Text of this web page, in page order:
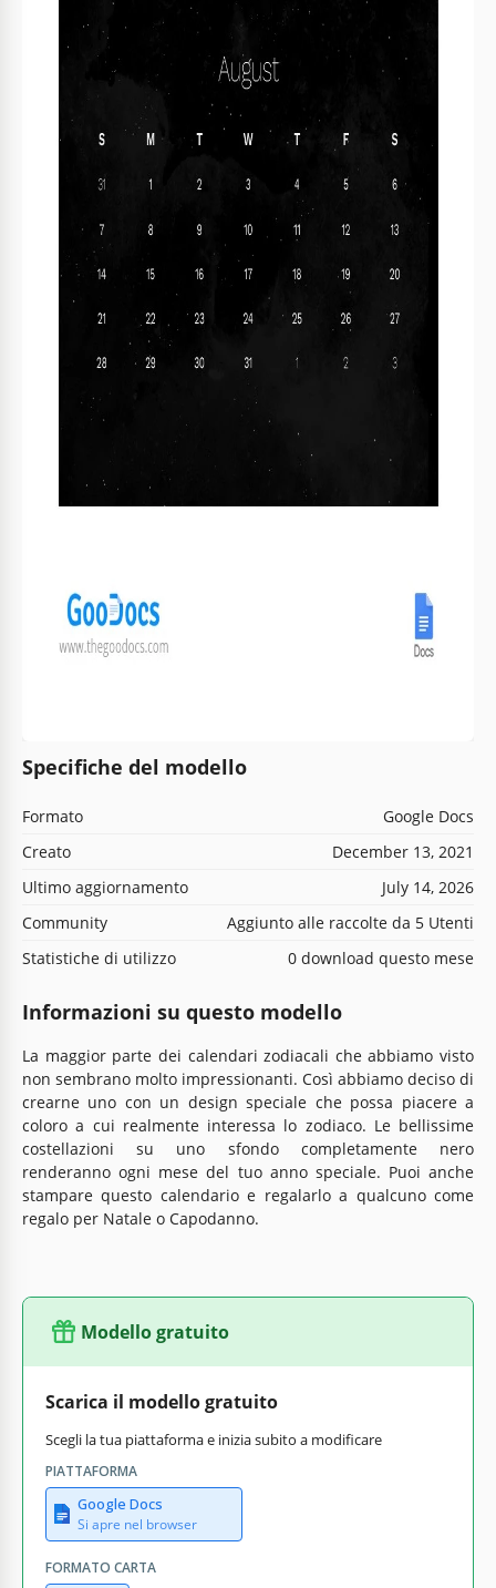
Specifiche del modello
Formato
Google Docs
Creato
December 13, 2021
Ultimo aggiornamento
July 14, 2026
Community
Aggiunto alle raccolte da 5 Utenti
Statistiche di utilizzo
0 download questo mese
Informazioni su questo modello
La maggior parte dei calendari zodiacali che abbiamo visto
non sembrano molto impressionanti. Così abbiamo deciso di
crearne uno con un design speciale che possa piacere a
coloro a cui realmente interessa lo zodiaco. Le bellissime
costellazioni su uno sfondo completamente nero
renderanno ogni mese del tuo anno speciale. Puoi anche
stampare questo calendario e regalarlo a qualcuno come
regalo per Natale o Capodanno.
Modello gratuito
Scarica il modello gratuito
Scegli la tua piattaforma e inizia subito a modificare
PIATTAFORMA
Google Docs
Si apre nel browser
FORMATO CARTA